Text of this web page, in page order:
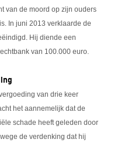
van de moord op zijn ouders
In juni 2013 verklaarde de
Hij diende een
van 100.000 euro.
van drie keer
het aannemelijk dat de
schade heeft geleden door
de verdenking dat hij